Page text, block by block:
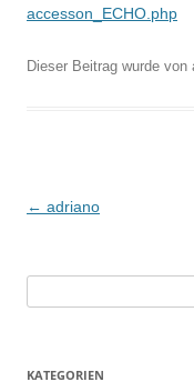
accesson_ECHO.php
Dieser Beitrag wurde von
Beitragsnavigation
← adriano
KATEGORIEN